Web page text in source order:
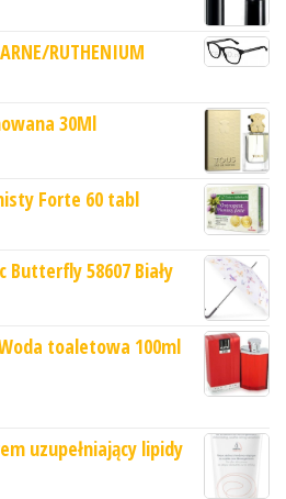
RUTHENIUM
30Ml
Forte 60 tabl
Butterfly 58607 Biały
toaletowa 100ml
uzupełniający lipidy